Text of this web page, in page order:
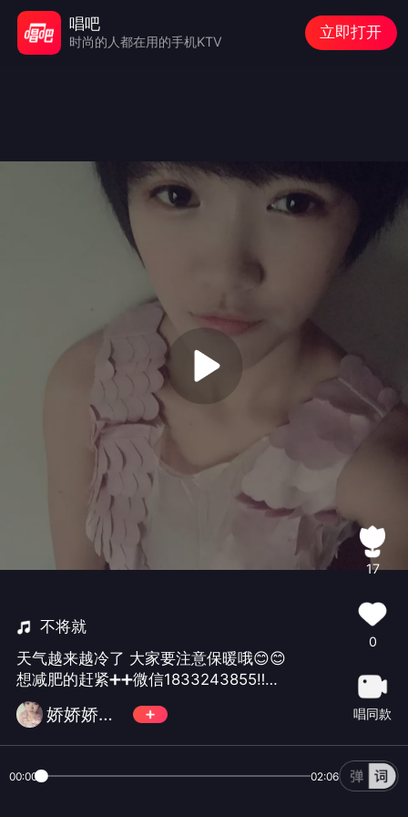
不将就
天气越来越冷了 大家要注意保暖哦😊😊
想减肥的赶紧➕➕微信1833243855‼️国
庆节有优惠 有优惠 有优惠‼️‼️送礼物‼️送
礼物‼️送礼物‼️我一个月减了20斤 帮助千
人瘦身成功‼️快来加入瘦子的行列 我在
娇娇娇娇娇娇*
17
0
唱同款
00:00 02:06
唱吧
时尚的人都在用的手机KTV
立即打开